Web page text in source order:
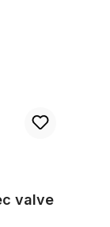
valve